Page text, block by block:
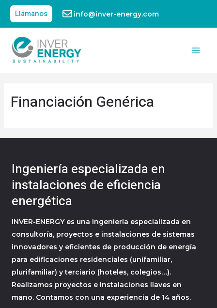
Llámanos info@inver-energy.com
Financiación Genérica
Ingeniería especializada en
instalaciones de eficiencia
energética
INVER-ENERGY es una ingeniería especializada en
consultoría, proyectos e instalaciones de sistemas
innovadores y eficientes de producción de energía
para edificaciones residenciales (unifamiliar,
plurifamiliar) y terciario (hoteles, colegios…).
Realizamos proyectos e instalaciones llaves en
mano. Contamos con una experiencia de 14 años.